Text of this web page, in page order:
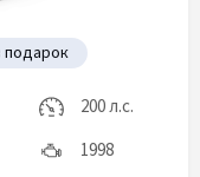
подарок
200 л.с.
1998